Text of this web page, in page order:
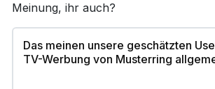
Meinung, ihr auch?
Das meinen unsere geschätzten
TV-Werbung von Musterring